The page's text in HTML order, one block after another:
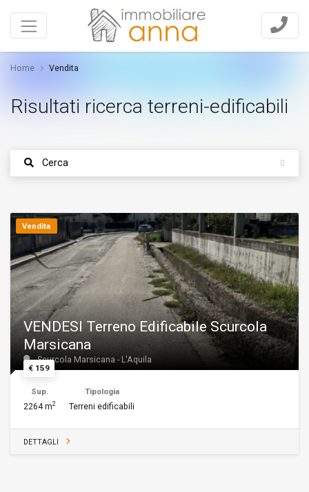
Home Vendita
Risultati ricerca terreni-edificabili
Vendita
VENDESI Terreno Edificabile Scurcola
Marsicana
Scurcola Marsicana - L'Aquila
€ 159
Sup.
2264 m2
Tipologia
Terreni edificabili
DETTAGLI
Cerca